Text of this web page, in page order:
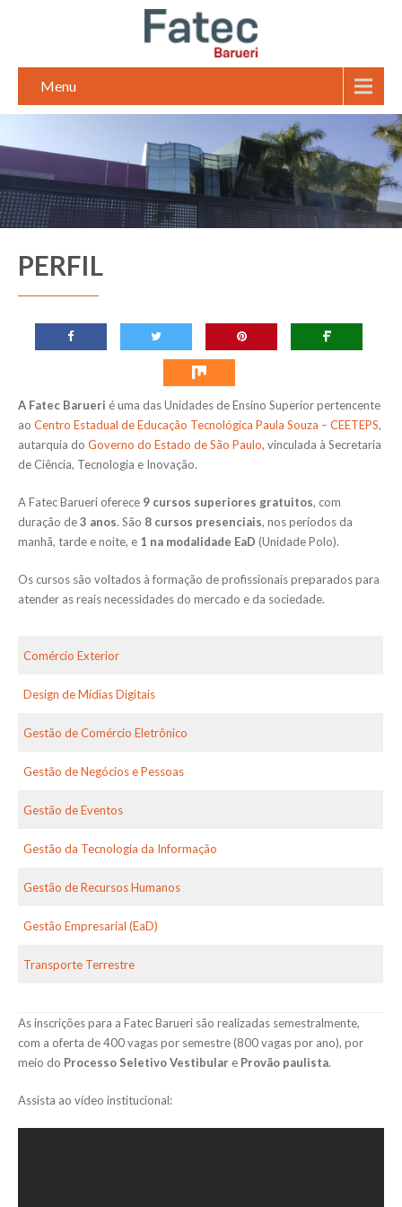
Menu
PERFIL
A Fatec Barueri é uma das Unidades de Ensino Superior pertencente
ao Centro Estadual de Educação Tecnológica Paula Souza – CEETEPS,
autarquia do Governo do Estado de São Paulo, vinculada à Secretaria
de Ciência, Tecnologia e Inovação.
A Fatec Barueri oferece 9 cursos superiores gratuitos, com
duração de3 anos. São 8 cursos presenciais, nos períodos da
manhã, tarde e noite, e 1 na modalidade EaD (Unidade Polo).
Os cursos são voltados à formação de profissionais preparados para
atender as reais necessidades do mercado e da sociedade.
Comércio Exterior
Design de Mídias Digitais
Gestão de Comércio Eletrônico
Gestão de Negócios e Pessoas
Gestão de Eventos
Gestão da Tecnologia da Informação
Gestão de Recursos Humanos
Gestão Empresarial (EaD)
Transporte Terrestre
As inscrições para a Fatec Barueri são realizadas semestralmente,
com a oferta de 400 vagas por semestre (800 vagas por ano), por
meio do Processo Seletivo Vestibular e Provão paulista.
Assista ao vídeo institucional: